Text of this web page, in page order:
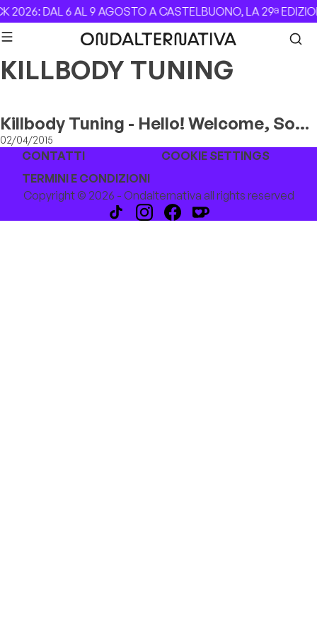
Skip to content
2026: DAL 6 AL 9 AGOSTO A CASTELBUONO, LA 29ª
KILLBODY TUNING
Killbody Tuning - Hello! Welcome, So
Far...
02/04/2015
CONTATTI
COOKIE SETTINGS
TERMINI E CONDIZIONI
Copyright © 2026 - Ondalternativa all rights reserved